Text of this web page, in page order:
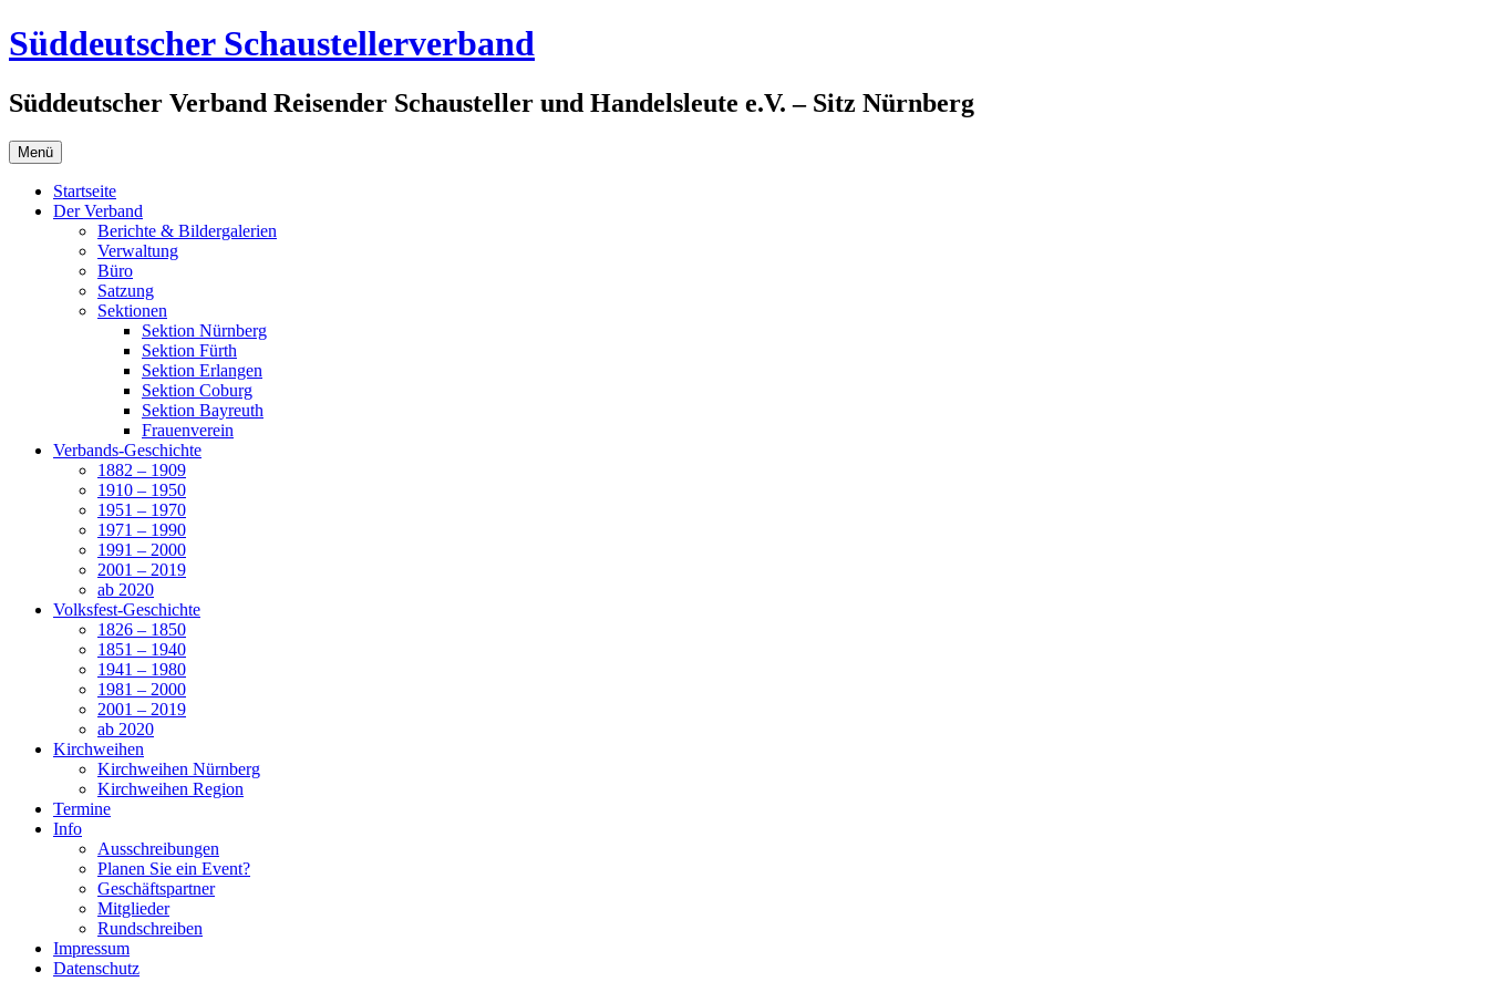
Zum
Inhalt
Süddeutscher Schaustellerverband
Süddeutscher Verband Reisender Schausteller und Handelsleute e.V. – Sitz Nürnberg
Menü
Startseite
Der Verband
Berichte & Bildergalerien
Verwaltung
Büro
Satzung
Sektionen
Sektion Nürnberg
Sektion Fürth
Sektion Erlangen
Sektion Coburg
Sektion Bayreuth
Frauenverein
Verbands-Geschichte
1882 – 1909
1910 – 1950
1951 – 1970
1971 – 1990
1991 – 2000
2001 – 2019
ab 2020
Volksfest-Geschichte
1826 – 1850
1851 – 1940
1941 – 1980
1981 – 2000
2001 – 2019
ab 2020
Kirchweihen
Kirchweihen Nürnberg
Kirchweihen Region
Termine
Info
Ausschreibungen
Planen Sie ein Event?
Geschäftspartner
Mitglieder
Rundschreiben
Impressum
Datenschutz